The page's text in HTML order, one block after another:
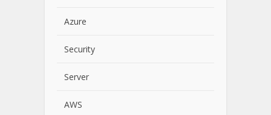
Azure
Security
Server
AWS